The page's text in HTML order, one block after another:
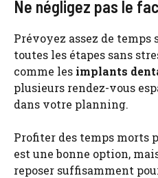
Ne négligez pas le
Prévoyez assez de
toutes les étapes sans
comme les implants
plusieurs rendez-vous
dans votre planning.
Profiter des temps morts
est une bonne option,
reposer suffisamment